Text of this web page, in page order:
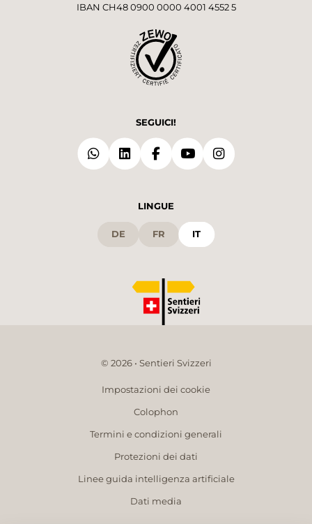
IBAN CH48 0900 0000 4001 4552 5
SEGUICI!
LINGUE
DE FR IT
© 2026 • Sentieri Svizzeri
Impostazioni dei cookie
Colophon
Termini e condizioni generali
Protezioni dei dati
Linee guida intelligenza artificiale
Dati media